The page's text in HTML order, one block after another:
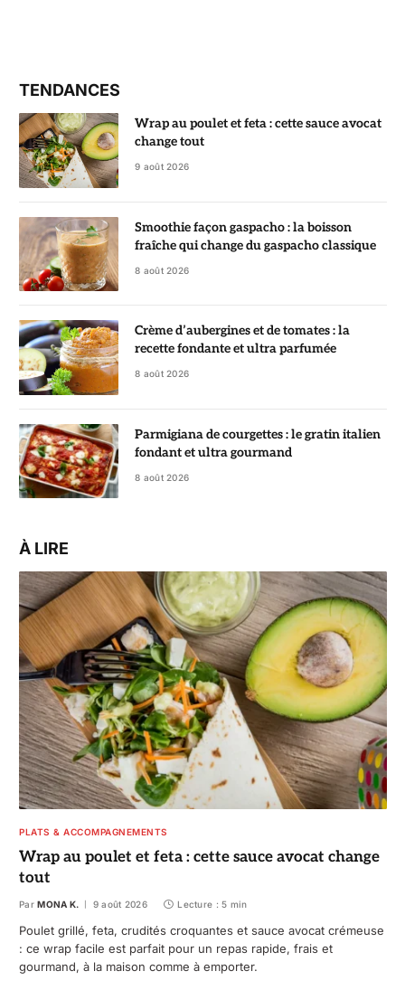
TENDANCES
Wrap au poulet et feta : cette sauce avocat
change tout
9 août 2026
Smoothie façon gaspacho : la boisson
fraîche qui change du gaspacho classique
8 août 2026
Crème d’aubergines et de tomates : la
recette fondante et ultra parfumée
8 août 2026
Parmigiana de courgettes : le gratin italien
fondant et ultra gourmand
8 août 2026
À LIRE
PLATS & ACCOMPAGNEMENTS
Wrap au poulet et feta : cette sauce avocat change
tout
Par MONA K. 9 août 2026 Lecture : 5 min
Poulet grillé, feta, crudités croquantes et sauce avocat crémeuse
: ce wrap facile est parfait pour un repas rapide, frais et
gourmand, à la maison comme à emporter.